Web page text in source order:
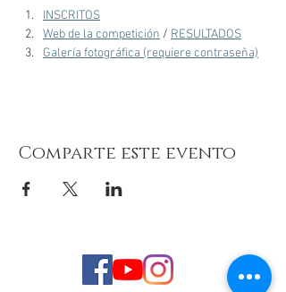
INSCRITOS
Web de la competición / RESULTADOS
Galería fotográfica (requiere contraseña)
Comparte este evento